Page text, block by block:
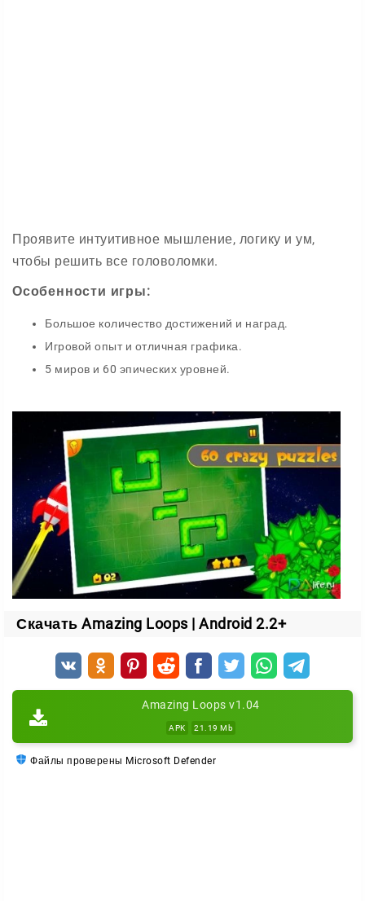
Проявите интуитивное мышление, логику и ум,
чтобы решить все головоломки.
Особенности игры:
Большое количество достижений и наград.
Игровой опыт и отличная графика.
5 миров и 60 эпических уровней.
Скачать Amazing Loops | Android 2.2+
Amazing Loops v1.04
APK 21.19 Mb
Файлы проверены Microsoft Defender